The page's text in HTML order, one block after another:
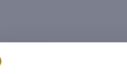
di